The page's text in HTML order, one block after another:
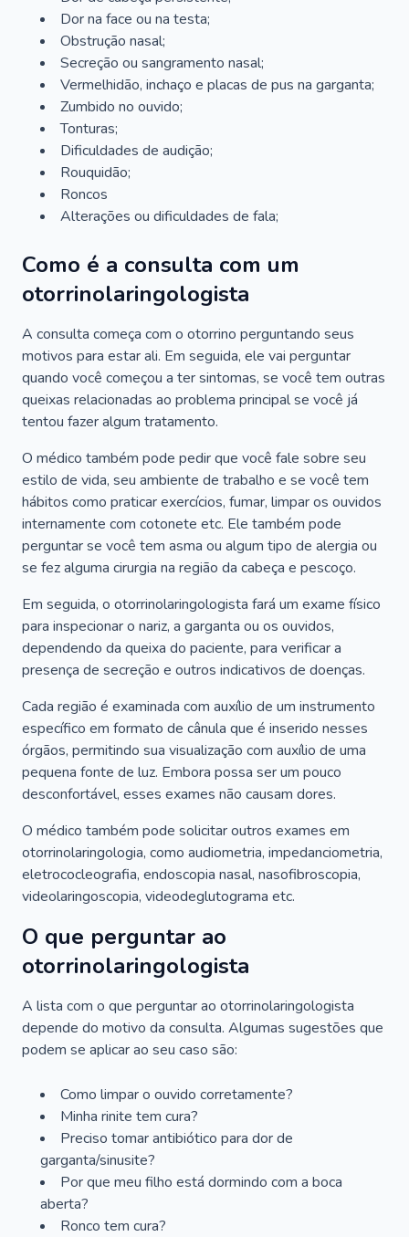
Dor na face ou na testa;
Obstrução nasal;
Secreção ou sangramento nasal;
Vermelhidão, inchaço e placas de pus na garganta;
Zumbido no ouvido;
Tonturas;
Dificuldades de audição;
Rouquidão;
Roncos
Alterações ou dificuldades de fala;
Como é a consulta com um
otorrinolaringologista
A consulta começa com o otorrino perguntando seus
motivos para estar ali. Em seguida, ele vai perguntar
quando você começou a ter sintomas, se você tem outras
queixas relacionadas ao problema principal se você já
tentou fazer algum tratamento.
O médico também pode pedir que você fale sobre seu
estilo de vida, seu ambiente de trabalho e se você tem
hábitos como praticar exercícios, fumar, limpar os ouvidos
internamente com cotonete etc. Ele também pode
perguntar se você tem asma ou algum tipo de alergia ou
se fez alguma cirurgia na região da cabeça e pescoço.
Em seguida, o otorrinolaringologista fará um exame físico
para inspecionar o nariz, a garganta ou os ouvidos,
dependendo da queixa do paciente, para verificar a
presença de secreção e outros indicativos de doenças.
Cada região é examinada com auxílio de um instrumento
específico em formato de cânula que é inserido nesses
órgãos, permitindo sua visualização com auxílio de uma
pequena fonte de luz. Embora possa ser um pouco
desconfortável, esses exames não causam dores.
O médico também pode solicitar outros exames em
otorrinolaringologia, como audiometria, impedanciometria,
eletrococleografia, endoscopia nasal, nasofibroscopia,
videolaringoscopia, videodeglutograma etc.
O que perguntar ao
otorrinolaringologista
A lista com o que perguntar ao otorrinolaringologista
depende do motivo da consulta. Algumas sugestões que
podem se aplicar ao seu caso são:
Como limpar o ouvido corretamente?
Minha rinite tem cura?
Preciso tomar antibiótico para dor de
garganta/sinusite?
Por que meu filho está dormindo com a boca
aberta?
Ronco tem cura?